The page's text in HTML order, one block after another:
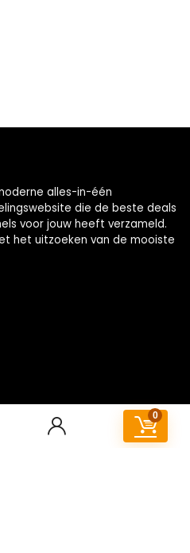
0
alles-in-één
die de beste deals
voor jouw heeft verzameld.
het uitzoeken van de mooiste